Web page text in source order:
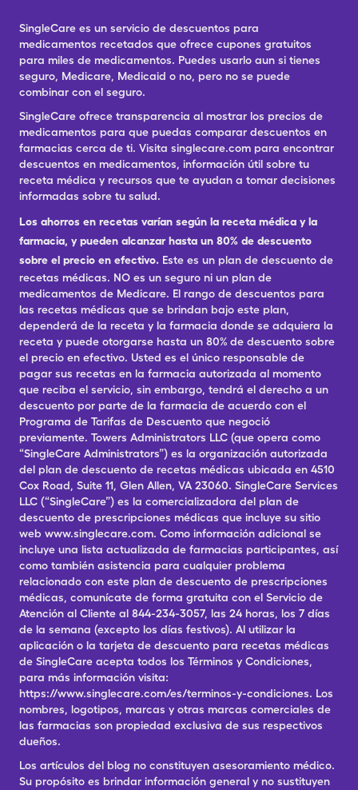
SingleCare es un servicio de descuentos para
medicamentos recetados que ofrece cupones gratuitos
para miles de medicamentos. Puedes usarlo aun si tienes
seguro, Medicare, Medicaid o no, pero no se puede
combinar con el seguro.
SingleCare ofrece transparencia al mostrar los precios de
medicamentos para que puedas comparar descuentos en
farmacias cerca de ti. Visita singlecare.com para encontrar
descuentos en medicamentos, información útil sobre tu
receta médica y recursos que te ayudan a tomar decisiones
informadas sobre tu salud.
Los ahorros en recetas varían según la receta médica y la
farmacia, y pueden alcanzar hasta un 80% de descuento
sobre el precio en efectivo. Este es un plan de descuento de
recetas médicas. NO es un seguro ni un plan de
medicamentos de Medicare. El rango de descuentos para
las recetas médicas que se brindan bajo este plan,
dependerá de la receta y la farmacia donde se adquiera la
receta y puede otorgarse hasta un 80% de descuento sobre
el precio en efectivo. Usted es el único responsable de
pagar sus recetas en la farmacia autorizada al momento
que reciba el servicio, sin embargo, tendrá el derecho a un
descuento por parte de la farmacia de acuerdo con el
Programa de Tarifas de Descuento que negoció
previamente. Towers Administrators LLC (que opera como
“SingleCare Administrators”) es la organización autorizada
del plan de descuento de recetas médicas ubicada en 4510
Cox Road, Suite 11, Glen Allen, VA 23060. SingleCare Services
LLC (“SingleCare”) es la comercializadora del plan de
descuento de prescripciones médicas que incluye su sitio
web www.singlecare.com. Como información adicional se
incluye una lista actualizada de farmacias participantes, así
como también asistencia para cualquier problema
relacionado con este plan de descuento de prescripciones
médicas, comunícate de forma gratuita con el Servicio de
Atención al Cliente al 844-234-3057, las 24 horas, los 7 días
de la semana (excepto los días festivos). Al utilizar la
aplicación o la tarjeta de descuento para recetas médicas
de SingleCare acepta todos los Términos y Condiciones,
para más información visita:
https://www.singlecare.com/es/terminos-y-condiciones. Los
nombres, logotipos, marcas y otras marcas comerciales de
las farmacias son propiedad exclusiva de sus respectivos
dueños.
Los artículos del blog no constituyen asesoramiento médico.
Su propósito es brindar información general y no sustituyen